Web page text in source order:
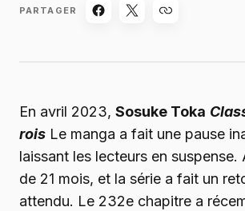
PARTAGER
En avril 2023, Sosuke Toka
rois Le manga a fait une pause
laissant les lecteurs en suspense.
de 21 mois, et la série a fait un
attendu. Le 232e chapitre a